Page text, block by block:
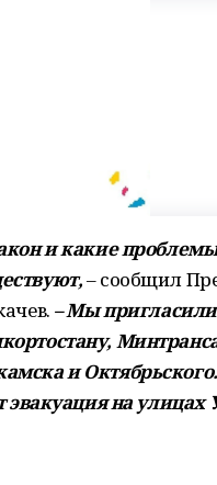
и какие
– сообщил
– Мы пригласили
и
эвакуация на